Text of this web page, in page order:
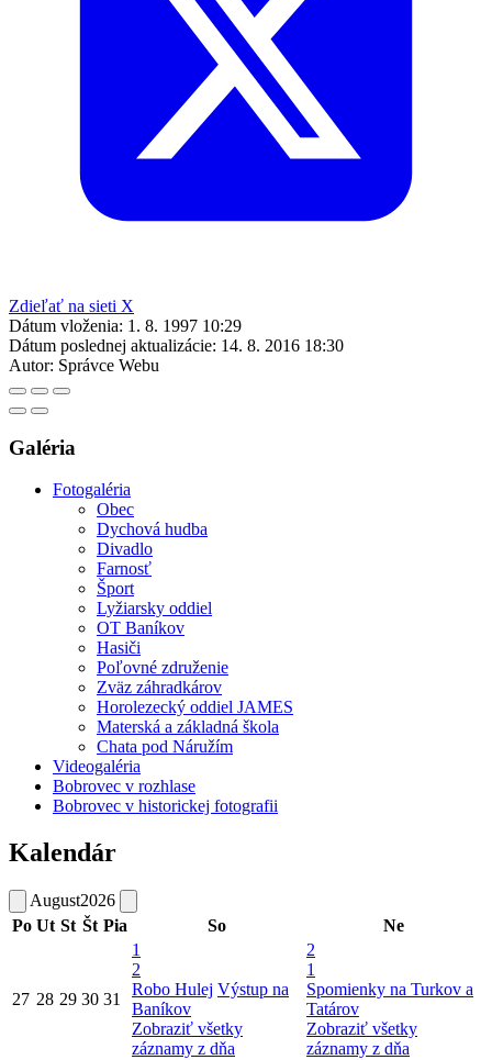
Zdieľať na sieti X
Dátum vloženia: 1. 8. 1997 10:29
Dátum poslednej aktualizácie: 14. 8. 2016 18:30
Autor: Správce Webu
Galéria
Fotogaléria
Obec
Dychová hudba
Divadlo
Farnosť
Šport
Lyžiarsky oddiel
OT Baníkov
Hasiči
Poľovné združenie
Zväz záhradkárov
Horolezecký oddiel JAMES
Materská a základná škola
Chata pod Náružím
Videogaléria
Bobrovec v rozhlase
Bobrovec v historickej fotografii
Kalendár
August2026
Po Ut St Št Pia So Ne
27 28 29 30 31
1
2
Robo Hulej Výstup na
Baníkov
Zobraziť všetky
záznamy z dňa
2
1
Spomienky na Turkov a
Tatárov
Zobraziť všetky
záznamy z dňa